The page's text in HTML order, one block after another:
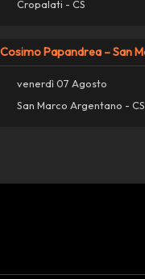
Cropalati - CS
venerdì 07 Agosto
San Marco Argentano - CS